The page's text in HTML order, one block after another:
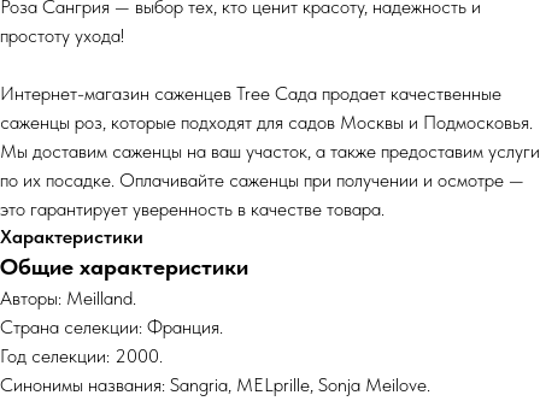
Роза Сангрия — выбор тех, кто ценит красоту, надежность и
простоту ухода!
Интернет-магазин саженцев Tree Сада продает качественные
саженцы роз, которые подходят для садов Москвы и Подмосковья.
Мы доставим саженцы на ваш участок, а также предоставим услуги
по их посадке. Оплачивайте саженцы при получении и осмотре —
это гарантирует уверенность в качестве товара.
Характеристики
Общие характеристики
Авторы: Meilland.
Страна селекции: Франция.
Год селекции: 2000.
Синонимы названия: Sangria, MELprille, Sonja Meilove.